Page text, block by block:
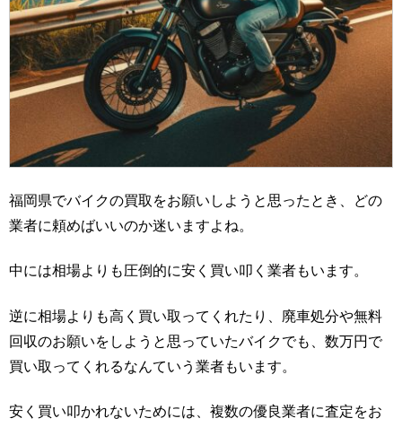
福岡県でバイクの買取をお願いしようと思ったとき、どの
業者に頼めばいいのか迷いますよね。
中には相場よりも圧倒的に安く買い叩く業者もいます。
逆に相場よりも高く買い取ってくれたり、廃車処分や無料
回収のお願いをしようと思っていたバイクでも、数万円で
買い取ってくれるなんていう業者もいます。
安く買い叩かれないためには、複数の優良業者に査定をお